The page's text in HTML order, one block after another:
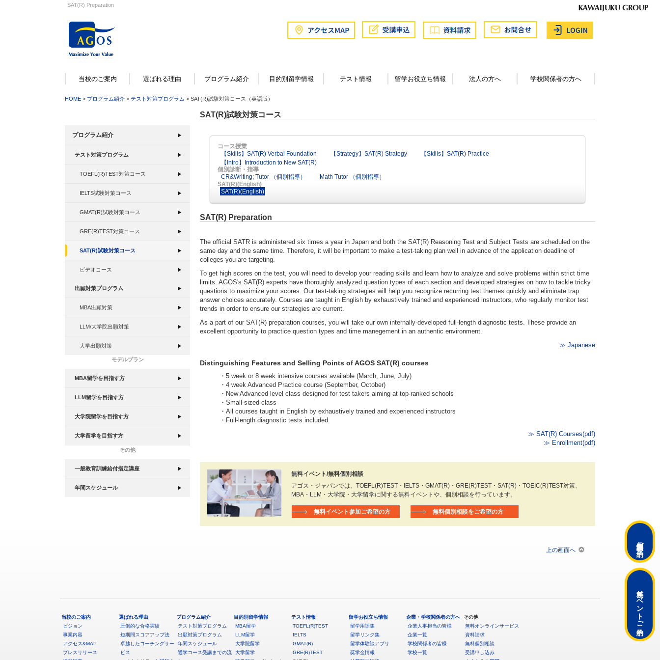
ご予約
無料イベント
ご予約
SAT(R) Preparation
当校のご案内 選ばれる理由 プログラム紹介 目的別留学情報 テスト情報 留学お役立ち情報 法人の方へ 学校関係者の方へ
HOME > プログラム紹介 > テスト対策プログラム > SAT(R)試験対策コース（英語版）
プログラム紹介
テスト対策プログラム
TOEFL(R)TEST対策コース
IELTS試験対策コース
GMAT(R)試験対策コース
GRE(R)TEST対策コース
SAT(R)試験対策コース
ビデオコース
出願対策プログラム
MBA出願対策
LLM/大学院出願対策
大学出願対策
モデルプラン
MBA留学を目指す方
LLM留学を目指す方
大学院留学を目指す方
大学留学を目指す方
その他
一般教育訓練給付指定講座
年間スケジュール
SAT(R)試験対策コース
コース授業
【Skills】SAT(R) Verbal Foundation
【Strategy】SAT(R) Strategy
【Skills】SAT(R) Practice
【Intro】Introduction to New SAT(R)
個別診断・指導
CR&Writing; Tutor （個別指導）
Math Tutor （個別指導）
SAT(R)(English)
SAT(R)(English)
SAT(R) Preparation
The official SATR is administered six times a year in Japan and both the SAT(R) Reasoning Test and Subject Tests are scheduled on the
same day and the same time. Therefore, it will be important to make a test-taking plan well in advance of the application deadline of
colleges you are targeting.
To get high scores on the test, you will need to develop your reading skills and learn how to analyze and solve problems within strict time
limits. AGOS's SAT(R) experts have thoroughly analyzed question types of each section and developed strategies on how to tackle tricky
questions to maximize your scores. Our test-taking strategies will help you recognize recurring test themes quickly and eliminate trap
answer choices accurately. Courses are taught in English by exhaustively trained and experienced instructors, who regularly monitor test
trends in order to ensure our strategies are current.
As a part of our SAT(R) preparation courses, you will take our own internally-developed full-length diagnostic tests. These provide an
excellent opportunity to practice question types and time manegement in an authentic environment.
≫ Japanese
Distinguishing Features and Selling Points of AGOS SAT(R) courses
・5 week or 8 week intensive courses available (March, June, July)
・4 week Advanced Practice course (September, October)
・New Advanced level class designed for test takers aiming at top-ranked schools
・Small-sized class
・All courses taught in English by exhaustively trained and experienced instructors
・Full-length diagnostic tests included
≫ SAT(R) Courses(pdf)
≫ Enrollment(pdf)
無料イベント/無料個別相談
アゴス・ジャパンでは、TOEFL(R)TEST・IELTS・GMAT(R)・GRE(R)TEST・SAT(R)・TOEIC(R)TEST対策、
MBA・LLM・大学院・大学留学に関する無料イベントや、個別相談を行っています。
無料イベント参加ご希望の方 無料個別相談をご希望の方
上の画面へ
当校のご案内
ビジョン
事業内容
アクセス&MAP
プレスリリース
選ばれる理由
圧倒的な合格実績
短期間スコアアップ法
卓越したコーチングサー
ビス
プログラム紹介
テスト対策プログラム
出願対策プログラム
年間スケジュール
通学コース受講までの流
目的別留学情報
MBA留学
LLM留学
大学院留学
大学留学
テスト情報
TOEFL(R)TEST
IELTS
GMAT(R)
GRE(R)TEST
留学お役立ち情報
留学用語集
留学リンク集
留学体験談アプリ
奨学金情報
企業・学校関係者の方へ
企業人事担当の皆様
企業一覧
学校関係者の皆様
学校一覧
その他
無料オンラインサービス
資料請求
無料個別相談
受講申し込み